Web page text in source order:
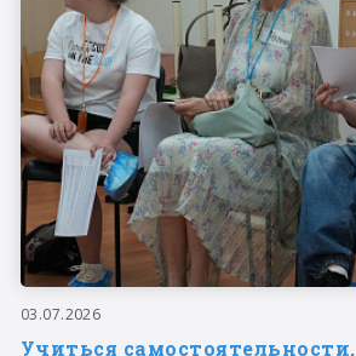
03.07.2026
Учиться самостоятельности,